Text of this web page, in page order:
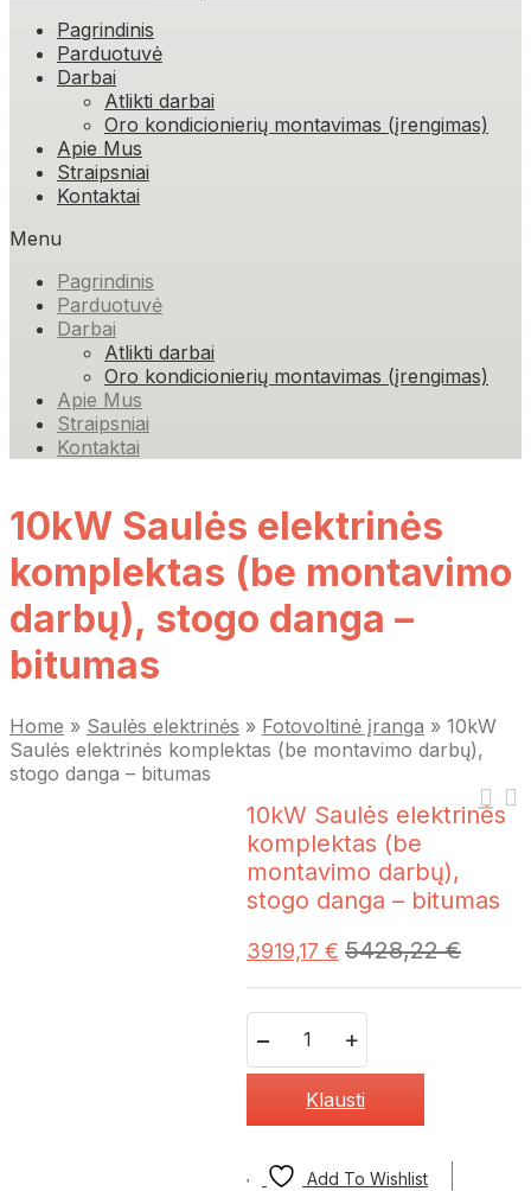
Skip
content
Pagrindinis
Parduotuvė
Darbai
Atlikti darbai
Oro kondicionierių montavimas (įrengimas)
Apie Mus
Straipsniai
Kontaktai
Menu
Pagrindinis
Parduotuvė
Darbai
Atlikti darbai
Oro kondicionierių montavimas (įrengimas)
Apie Mus
Straipsniai
Kontaktai
10kW Saulės elektrinės
komplektas (be montavimo
darbų), stogo danga –
bitumas
Home » Saulės elektrinės » Fotovoltinė įranga » 10kW
Saulės elektrinės komplektas (be montavimo darbų),
stogo danga – bitumas
10kW Saulės elektrinės
komplektas (be
montavimo darbų),
stogo danga – bitumas
3919,17 € 5428,22€
Klausti
Add To Wishlist